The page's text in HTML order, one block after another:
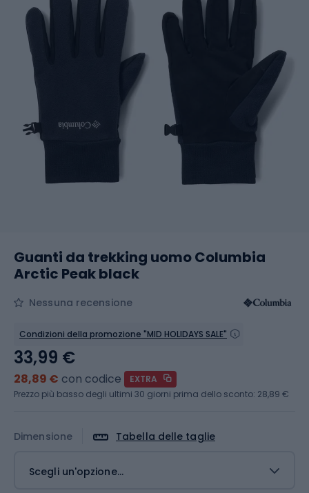
Guanti da trekking uomo Columbia
Arctic Peak black
Nessuna recensione
Condizioni della promozione "MID HOLIDAYS SALE"
Dimensione Tabella delle taglie
Scegli un'opzione...
33,99 €
28,89 € con codice
EXTRA
Prezzo più basso degli ultimi 30 giorni prima dello sconto: 28,89 €